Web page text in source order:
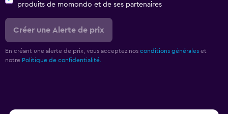
produits de momondo et de ses partenaires
Créer une Alerte de prix
En créant une alerte de prix, vous acceptez nos conditions générales et
notre Politique de confidentialité.